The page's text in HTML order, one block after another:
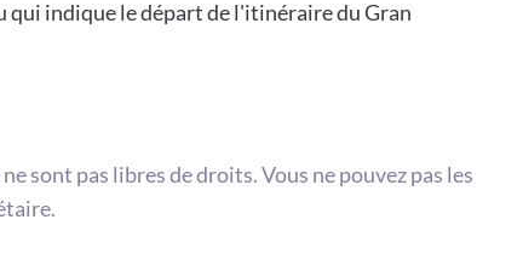
qui indique le départ de l'itinéraire du Gran
sont pas libres de droits. Vous ne pouvez pas les